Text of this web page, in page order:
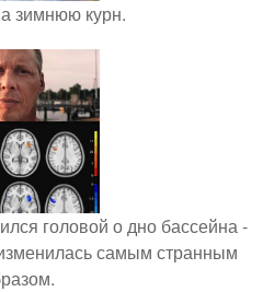
зимнюю курн.
головой о дно бассейна -
самым странным